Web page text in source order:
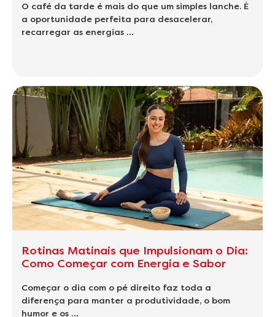
O café da tarde é mais do que um simples lanche. É
a oportunidade perfeita para desacelerar,
recarregar as energias …
Rotinas Matinais que Impulsionam o Dia:
Como Começar com Energia e Sabor
Começar o dia com o pé direito faz toda a
diferença para manter a produtividade, o bom
humor e os …